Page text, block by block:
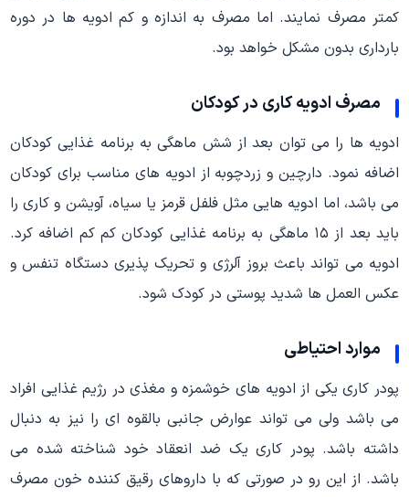
کمتر مصرف نمایند. اما مصرف به اندازه و کم ادویه ها در دوره
بارداری بدون مشکل خواهد بود.
مصرف ادویه کاری در کودکان
ادویه ها را می توان بعد از شش ماهگی به برنامه غذایی کودکان
اضافه نمود. دارچین و زردچوبه از ادویه های مناسب برای کودکان
می باشد، اما ادویه هایی مثل فلفل قرمز یا سیاه، آویشن و کاری را
باید بعد از ۱۵ ماهگی به برنامه غذایی کودکان کم کم اضافه کرد.
ادویه می تواند باعث بروز آلرژی و تحریک پذیری دستگاه تنفس و
عکس العمل ها شدید پوستی در کودک شود.
موارد احتیاطی
پودر کاری یکی از ادویه های خوشمزه و مغذی در رژیم غذایی افراد
می باشد ولی می تواند عوارض جانبی بالقوه ای را نیز به دنبال
داشته باشد. پودر کاری یک ضد انعقاد خود شناخته شده می
باشد. از این رو در صورتی که با داروهای رقیق کننده خون مصرف